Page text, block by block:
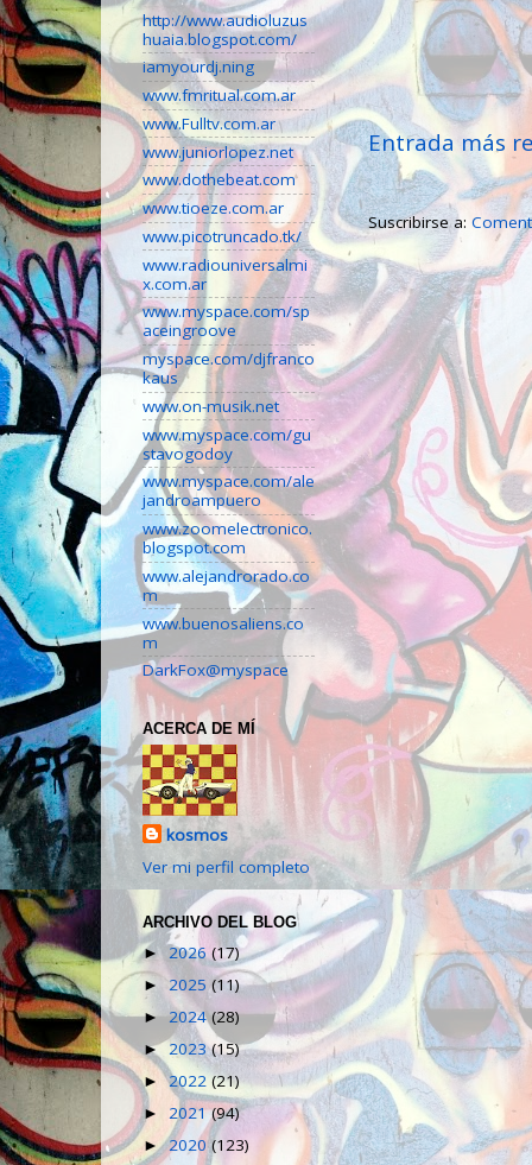
Entrada más
Suscribirse a:
http://www.audioluzus
huaia.blogspot.com/
iamyourdj.ning
www.fmritual.com.ar
www.Fulltv.com.ar
www.juniorlopez.net
www.dothebeat.com
www.tioeze.com.ar
www.picotruncado.tk/
www.radiouniversalmi
x.com.ar
www.myspace.com/sp
aceingroove
myspace.com/djfranco
kaus
www.on-musik.net
www.myspace.com/gu
stavogodoy
www.myspace.com/ale
jandroampuero
www.zoomelectronico.
blogspot.com
www.alejandrorado.co
m
www.buenosaliens.co
m
DarkFox@myspace
ACERCA DE MÍ
kosmos
Ver mi perfil completo
ARCHIVO DEL BLOG
► 2026(17)
► 2025(11)
► 2024(28)
► 2023(15)
►2022(21)
► 2021(94)
►2020(123)